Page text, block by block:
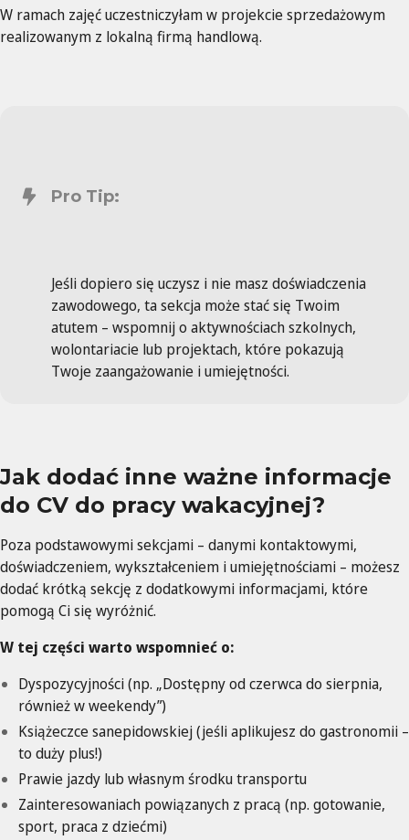
W ramach zajęć uczestniczyłam w projekcie sprzedażowym
realizowanym z lokalną firmą handlową.
Pro Tip:
Jeśli dopiero się uczysz i nie masz doświadczenia
zawodowego, ta sekcja może stać się Twoim
atutem – wspomnij o aktywnościach szkolnych,
wolontariacie lub projektach, które pokazują
Twoje zaangażowanie i umiejętności.
Jak dodać inne ważne informacje
do CV do pracy wakacyjnej?
Poza podstawowymi sekcjami – danymi kontaktowymi,
doświadczeniem, wykształceniem i umiejętnościami – możesz
dodać krótką sekcję z dodatkowymi informacjami, które
pomogą Ci się wyróżnić.
W tej części warto wspomnieć o:
Dyspozycyjności (np. „Dostępny od czerwca do sierpnia,
również w weekendy”)
Książeczce sanepidowskiej (jeśli aplikujesz do gastronomii –
to duży plus!)
Prawie jazdy lub własnym środku transportu
Zainteresowaniach powiązanych z pracą (np. gotowanie,
sport, praca z dziećmi)